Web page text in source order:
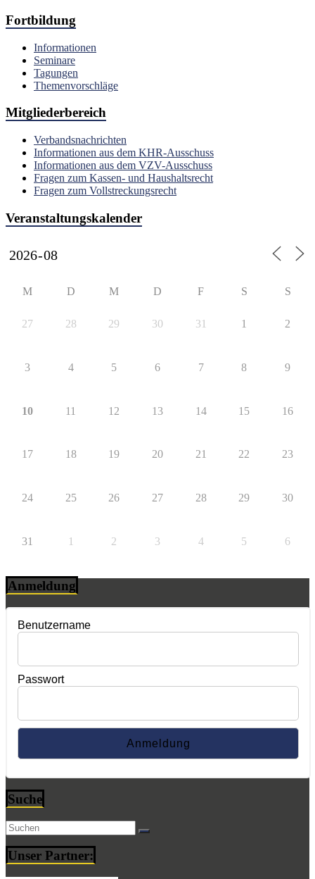
Fortbildung
Informationen
Seminare
Tagungen
Themenvorschläge
Mitgliederbereich
Verbandsnachrichten
Informationen aus dem KHR-Ausschuss
Informationen aus dem VZV-Ausschuss
Fragen zum Kassen- und Haushaltsrecht
Fragen zum Vollstreckungsrecht
Veranstaltungskalender
M D M D F S S
27 28 29 30 31 1 2
3 4 5 6 7 8 9
10 11 12 13 14 15 16
17 18 19 20 21 22 23
24 25 26 27 28 29 30
31 1 2 3 4 5 6
Anmeldung
Benutzername
Passwort
Suche
Unser Partner: